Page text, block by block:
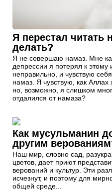
Я перестал читать
делать?
Я не совершаю намаз. Мне
депрессии я потерял к этому
неправильно, и чувствую
намаз. Я чувствую, как Аллах
но, возможно, я слишком
отдалился от намаза?
Как мусульманин
другим
Наш мир, словно сад,
цветов, дает приют
верований и культур. Эти
исчезнут, и поэтому для
общей среде...